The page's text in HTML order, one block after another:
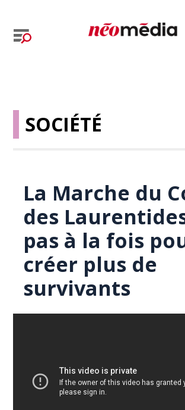
SOCIÉTÉ
La Marche du
des
pas à la fois
créer plus de
survivants